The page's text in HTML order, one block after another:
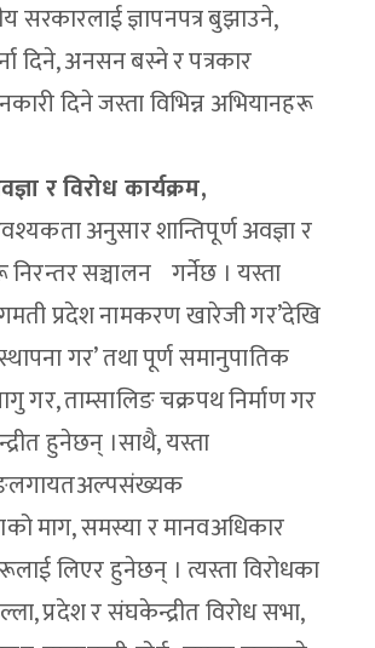
सरकारलाई ज्ञापनपत्र बुझाउने,
दिने, अनसन बस्ने र पत्रकार
दिने जस्ता विभिन्न अभियानहरू
र विरोध कार्यक्रम,
अनुसार शान्तिपूर्ण अवज्ञा र
निरन्तर सञ्चालन गर्नेछ । यस्ता
प्रदेश नामकरण खारेजी गर’देखि
गर’ तथा पूर्ण समानुपातिक
गर, ताम्सालिङ चक्रपथ निर्माण गर
हुनेछन् ।साथै, यस्ता
माग, समस्या र मानवअधिकार
लिएर हुनेछन् । त्यस्ता विरोधका
प्रदेश र संघकेन्द्रीत विरोध सभा,